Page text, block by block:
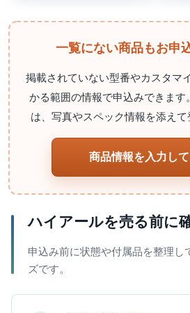
一覧にない商品もお申
掲載されていない型番やカスタマ
かる範囲の情報で申込みできます
は、写真やスペック情報を添えて
商品情報を入力し
ハイアールを売る前に
申込み前に状態や付属品を整理し
ズです。